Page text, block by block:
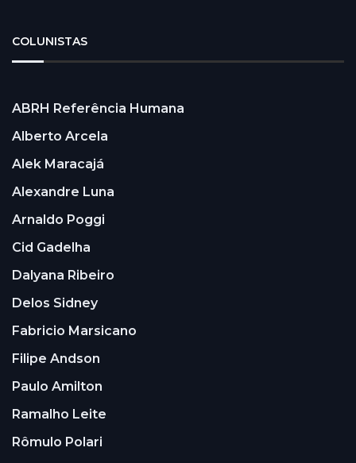
COLUNISTAS
ABRH Referência Humana
Alberto Arcela
Alek Maracajá
Alexandre Luna
Arnaldo Poggi
Cid Gadelha
Dalyana Ribeiro
Delos Sidney
Fabricio Marsicano
Filipe Andson
Paulo Amilton
Ramalho Leite
Rômulo Polari